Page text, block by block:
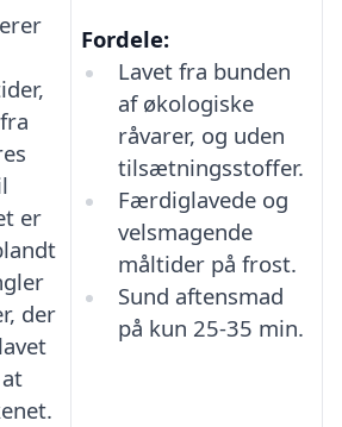
er
der
Fordele:
Lavet fra bunden
af økologiske
råvarer, og uden
tilsætningsstoffer.
Færdiglavede og
velsmagende
måltider på frost.
Sund aftensmad
på kun 25-35 min.